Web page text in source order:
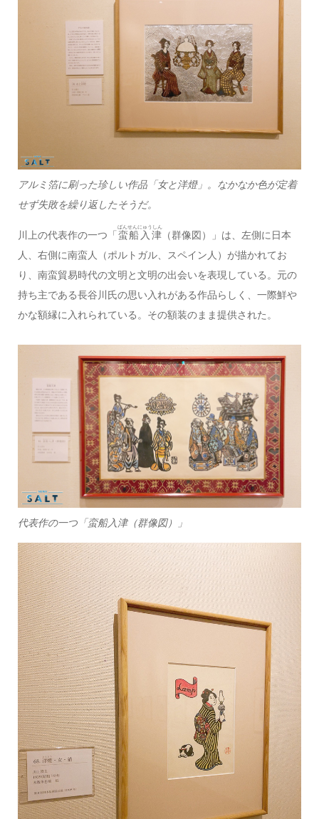
アルミ箔に刷った珍しい作品「女と洋燈」。なかなか色が定着
せず失敗を繰り返したそうだ。
川上の代表作の一つ「 蛮船入津
ばんせんにゅうしん
（群像図）」は、左側に日本
人、右側に南蛮人（ポルトガル、スペイン人）が描かれてお
り、南蛮貿易時代の文明と文明の出会いを表現している。元の
持ち主である長谷川氏の思い入れがある作品らしく、一際鮮や
かな額縁に入れられている。その額装のまま提供された。
代表作の一つ「蛮船入津（群像図）」